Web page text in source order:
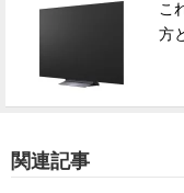
こ
方
関連記事